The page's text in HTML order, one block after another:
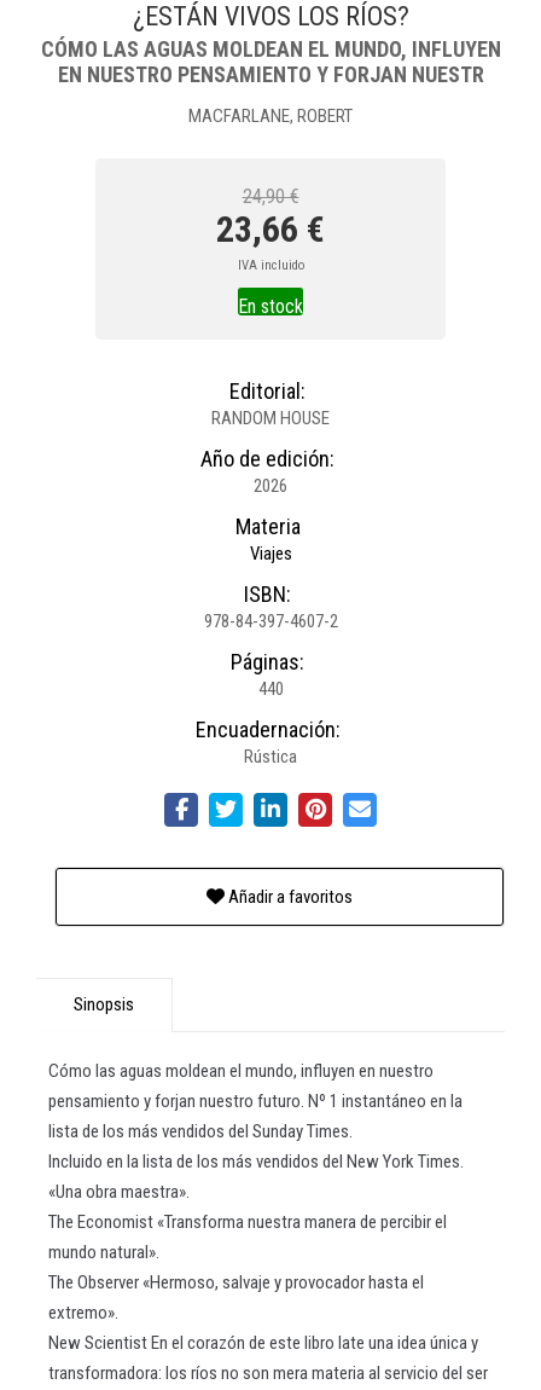
¿ESTÁN VIVOS LOS RÍOS?
CÓMO LAS AGUAS MOLDEAN EL MUNDO, INFLUYEN
EN NUESTRO PENSAMIENTO Y FORJAN NUESTR
MACFARLANE, ROBERT
24,90 €
23,66 €
IVA incluido
En stock
Editorial:
RANDOM HOUSE
Año de edición:
2026
Materia
Viajes
ISBN:
978-84-397-4607-2
Páginas:
440
Encuadernación:
Rústica
Añadir a favoritos
Sinopsis
Cómo las aguas moldean el mundo, influyen en nuestro
pensamiento y forjan nuestro futuro. Nº 1 instantáneo en la
lista de los más vendidos del Sunday Times.
Incluido en la lista de los más vendidos del New York Times.
«Una obra maestra».
The Economist «Transforma nuestra manera de percibir el
mundo natural».
The Observer «Hermoso, salvaje y provocador hasta el
extremo».
New Scientist En el corazón de este libro late una idea única y
transformadora: los ríos no son mera materia al servicio del ser